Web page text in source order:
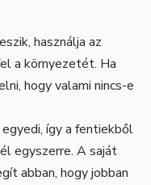
használja az
a környezetét. Ha
hogy valami nincs-e
így a fentiekből
egyszerre. A saját
abban, hogy jobban